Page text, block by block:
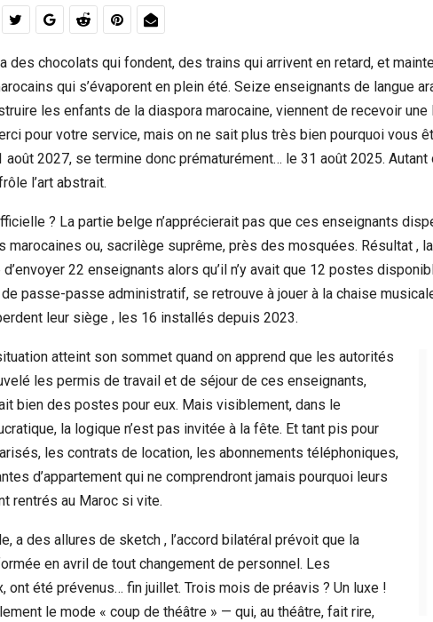
des chocolats qui fondent, des trains qui arrivent en retard, et
qui s’évaporent en plein été. Seize enseignants de langue
les enfants de la diaspora marocaine, viennent de recevoir
pour votre service, mais on ne sait plus très bien pourquoi vous
août 2027, se termine donc prématurément… le 31 août 2025. Autant
l’art abstrait.
? La partie belge n’apprécierait pas que ces enseignants
marocaines ou, sacrilège suprême, près des mosquées. Résultat ,
22 enseignants alors qu’il n’y avait que 12 postes
passe-passe administratif, se retrouve à jouer à la chaise
leur siège , les 16 installés depuis 2023.
atteint son sommet quand on apprend que les autorités
les permis de travail et de séjour de ces enseignants,
bien des postes pour eux. Mais visiblement, dans le
la logique n’est pas invitée à la fête. Et tant pis pour
les contrats de location, les abonnements téléphoniques,
d’appartement qui ne comprendront jamais pourquoi leurs
rentrés au Maroc si vite.
a des allures de sketch , l’accord bilatéral prévoit que la
en avril de tout changement de personnel. Les
ont été prévenus… fin juillet. Trois mois de préavis ? Un luxe !
le mode « coup de théâtre » — qui, au théâtre, fait rire,